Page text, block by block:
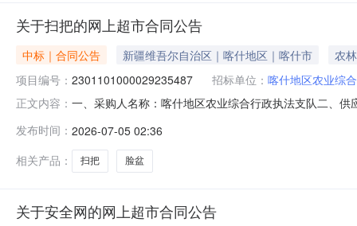
关于扫把的网上超市合同公告
中标｜合同公告 新疆维吾尔自治区｜喀什地区｜喀什市
农
项目编号： 2301101000029235487 招标单位： 喀什地区农业综
正文内容： 一、采购人名称：喀什地区农业综合行政执法支队二、
扫扫把兰诗H2-022套100.001515002茶花03371K脸盆
发布时间： 2026-07-05 02:36
相关产品：
扫把 脸盆
关于安全网的网上超市合同公告